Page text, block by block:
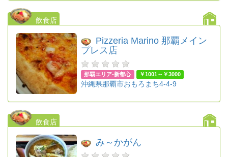
飲食店
Pizzeria Marino 那覇メイン
プレス店
那覇エリア-新都心 ￥1001～￥3000
沖縄県那覇市おもろまち4-4-9
飲食店
み～かがん